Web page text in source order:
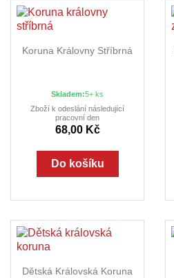
Koruna Královny Stříbrná
Skladem:5+ ks
Zboží k odeslání následující
pracovní den
68,00 Kč
Do košíku
Dětská Královská Koruna